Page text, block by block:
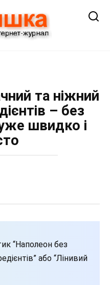
та ніжний
– без
швидко і
“Наполеон без
або “Лінивий